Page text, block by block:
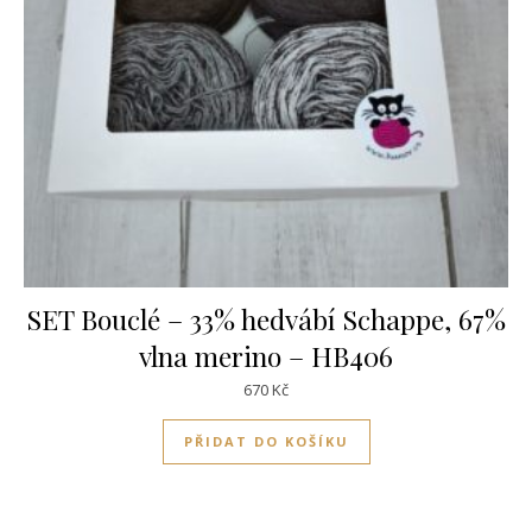
SET Bouclé – 33% hedvábí Schappe, 67%
vlna merino – HB406
670Kč
PŘIDAT DO KOŠÍKU